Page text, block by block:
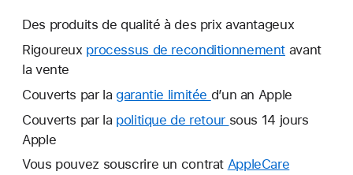
Des produits de qualité à des prix avantageux
Rigoureux processus de reconditionnement avant
la vente
Couverts par la garantie limitée Une
nouvelle
d’un an Apple
Couverts par la politique de retour Une
fenêtre
sous 14 jours
Apple
Vous pouvez souscrire un contrat AppleCare